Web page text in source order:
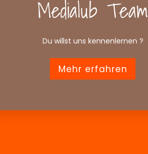
Medialub Team
Du willst uns kennenlernen ?
Mehr erfahren